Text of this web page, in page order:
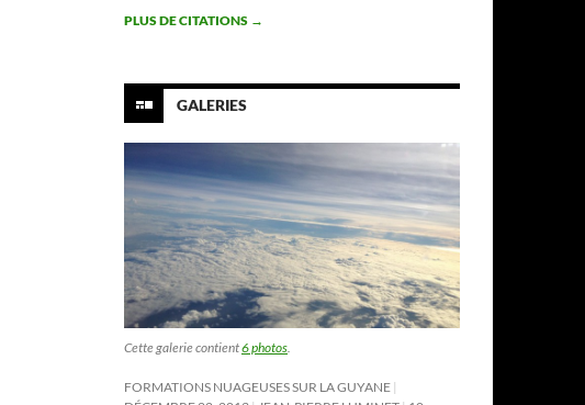
PLUS DE CITATIONS →
GALERIES
Cette galerie contient6 photos.
FORMATIONS NUAGEUSES SUR LA GUYANE